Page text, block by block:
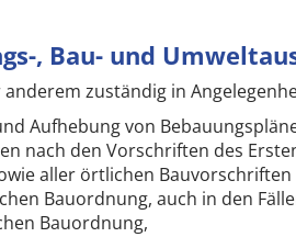
, Bau- und
zuständig in
Aufhebung von
nach den Vorschriften des
aller örtlichen Bauvorschriften
Bauordnung, auch in den
Bauordnung,